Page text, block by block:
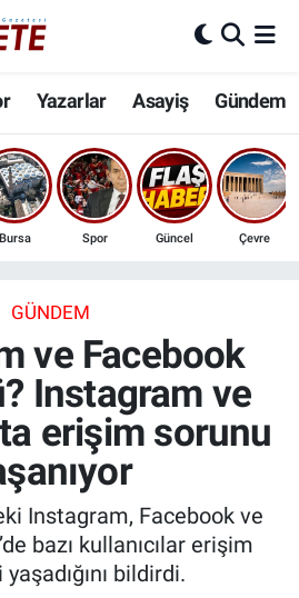
Yazarlar Asayiş Gündem
Bursa Spor Güncel Çevre
GÜNDEM
ve Facebook
Instagram ve
erişim sorunu
Instagram, Facebook ve
bazı kullanıcılar erişim
bildirdi.